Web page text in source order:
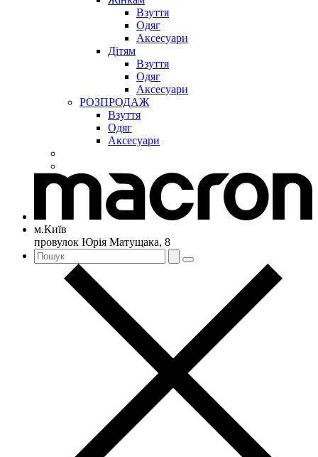
Взуття
Одяг
Аксесуари
Дітям
Взуття
Одяг
Аксесуари
РОЗПРОДАЖ
Взуття
Одяг
Аксесуари
м.Київ
провулок Юрія Матущака, 8